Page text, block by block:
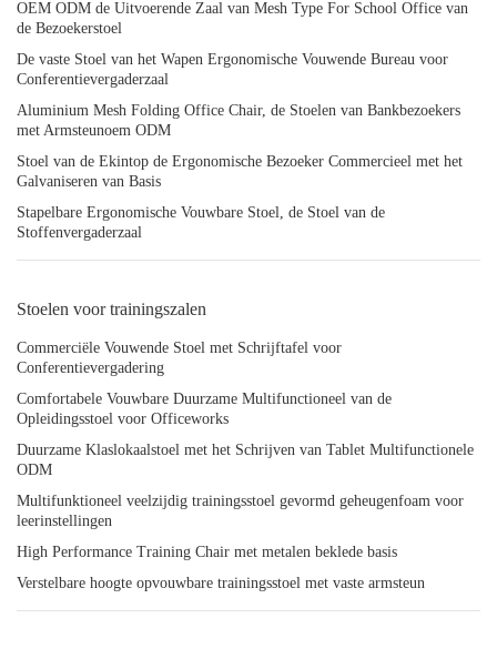
OEM ODM de Uitvoerende Zaal van Mesh Type For School Office van
de Bezoekerstoel
De vaste Stoel van het Wapen Ergonomische Vouwende Bureau voor
Conferentievergaderzaal
Aluminium Mesh Folding Office Chair, de Stoelen van Bankbezoekers
met Armsteunoem ODM
Stoel van de Ekintop de Ergonomische Bezoeker Commercieel met het
Galvaniseren van Basis
Stapelbare Ergonomische Vouwbare Stoel, de Stoel van de
Stoffenvergaderzaal
Stoelen voor trainingszalen
Commerciële Vouwende Stoel met Schrijftafel voor
Conferentievergadering
Comfortabele Vouwbare Duurzame Multifunctioneel van de
Opleidingsstoel voor Officeworks
Duurzame Klaslokaalstoel met het Schrijven van Tablet Multifunctionele
ODM
Multifunktioneel veelzijdig trainingsstoel gevormd geheugenfoam voor
leerinstellingen
High Performance Training Chair met metalen beklede basis
Verstelbare hoogte opvouwbare trainingsstoel met vaste armsteun